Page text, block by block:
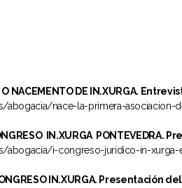
O NACEMENTO DE IN.XURGA.
abogacia/nace-la-primera-asociacion-
IN.XURGA
abogacia/i-congreso-juridico-in-
IN.XURGA. Presentación